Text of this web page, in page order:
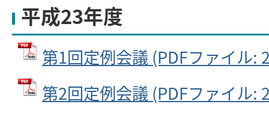
平成23年度
第1回定例会議 (PDFファイル:
第2回定例会議 (PDFファイル: